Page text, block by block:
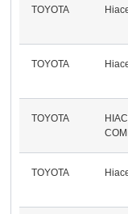
TOYOTA
TOYOTA
TOYOTA
TOYOTA